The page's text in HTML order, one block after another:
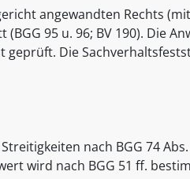
angewandten Rechts
95 u. 96; BV 190). Die
Die
nach BGG 74
wird nach BGG 51 ff.